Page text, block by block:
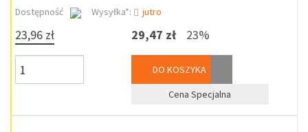
Dostępność
Wysyłka*: jutro
23,96 zł 29,47 zł 23%
DO KOSZYKA
Cena Specjalna